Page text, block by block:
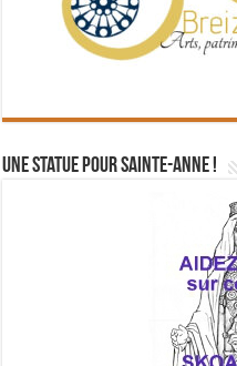
Une statue pour Sainte-Anne !